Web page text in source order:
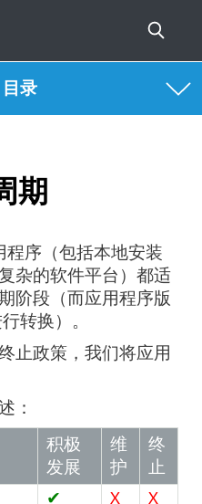
录
期
程序（包括本地安装
杂的软件平台）都适
阶段（而应用程序版
转换）。
止政策，我们将应用
：
积极
发展
维
护
终
止
✔ X
X